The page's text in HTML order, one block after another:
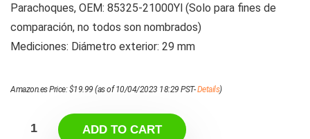
Parachoques, OEM: 85325-21000Yl (Solo para fines de
comparación, no todos son nombrados)
Mediciones: Diámetro exterior: 29 mm
Amazon.es Price:$19.99 (as of 10/04/2023 18:29 PST-Details)
ADD TO CART